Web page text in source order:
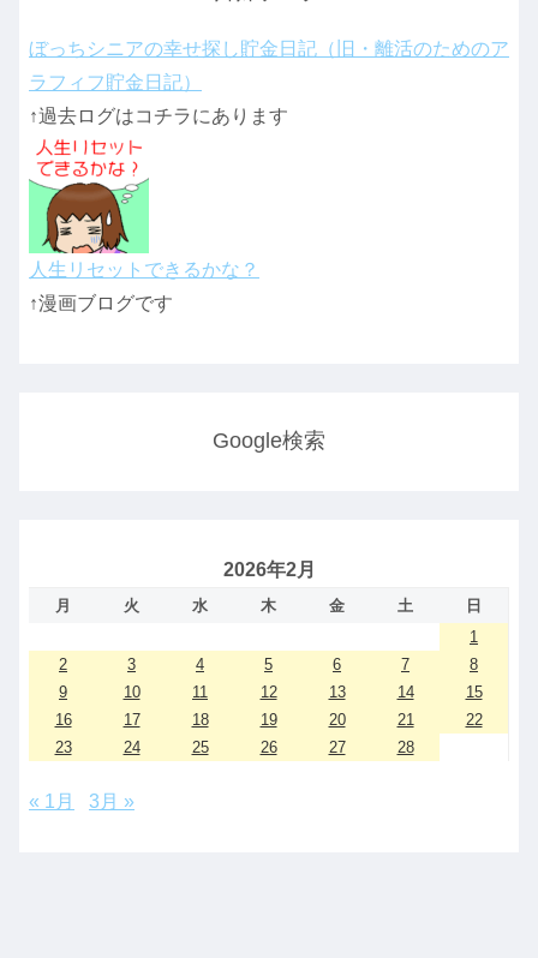
ぼっちシニアの幸せ探し貯金日記（旧・離活のためのア
ラフィフ貯金日記）
↑過去ログはコチラにあります
人生リセットできるかな？
↑漫画ブログです
Google検索
2026年2月
月 火 水 木 金 土
日
1
2
3 4 5 6 7
8
9
10 11 12 13 14
15
16
17 18 19 20 21
22
23
24 25 26 27 28
« 1月 3月 »